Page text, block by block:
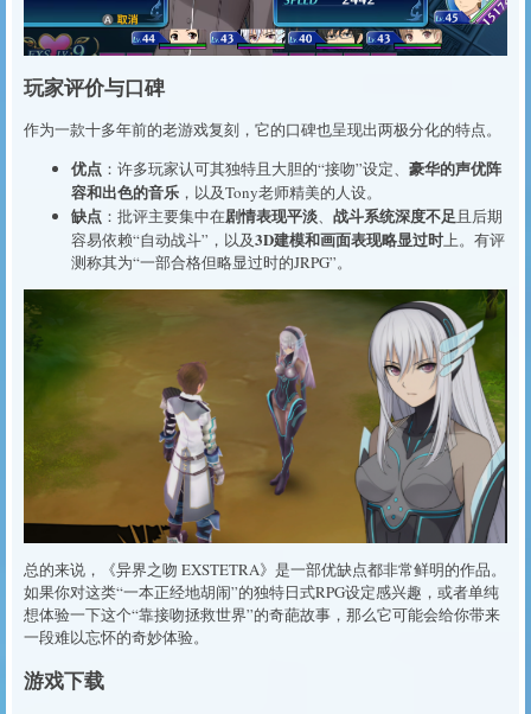
玩家评价与口碑
作为一款十多年前的老游戏复刻，它的口碑也呈现出两极分化的特点。
优点 ：许多玩家认可其独特且大胆的“接吻”设定、 豪华的声优阵
容和出色的音乐 ，以及Tony老师精美的人设。
缺点 ：批评主要集中在剧情表现平淡、 战斗系统深度不足且后期
容易依赖“自动战斗”，以及3D建模和画面表现略显过时上。有评
测称其为“一部合格但略显过时的JRPG”。
总的来说，《异界之吻 EXSTETRA》是一部优缺点都非常鲜明的作品。
如果你对这类“一本正经地胡闹”的独特日式RPG设定感兴趣，或者单纯
想体验一下这个“靠接吻拯救世界”的奇葩故事，那么它可能会给你带来
一段难以忘怀的奇妙体验。
游戏下载